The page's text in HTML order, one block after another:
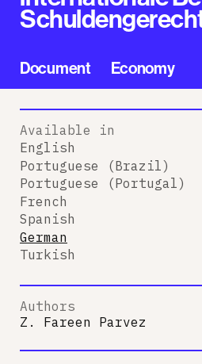
Document Economy
Available in
English
Portuguese (Brazil)
Portuguese (Portugal)
French
Spanish
German
Turkish
Authors
Z. Fareen Parvez